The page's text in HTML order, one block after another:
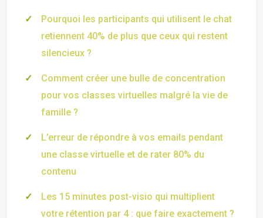
Pourquoi les participants qui utilisent le chat
retiennent 40% de plus que ceux qui restent
silencieux ?
Comment créer une bulle de concentration
pour vos classes virtuelles malgré la vie de
famille ?
L’erreur de répondre à vos emails pendant
une classe virtuelle et de rater 80% du
contenu
Les 15 minutes post-visio qui multiplient
votre rétention par 4 : que faire exactement ?